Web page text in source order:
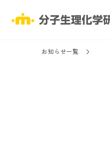
お知らせ一覧